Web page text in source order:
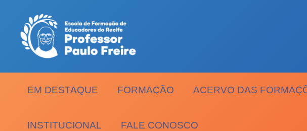
EM DESTAQUE FORMAÇÃO ACERVO DAS
INSTITUCIONAL FALE CONOSCO